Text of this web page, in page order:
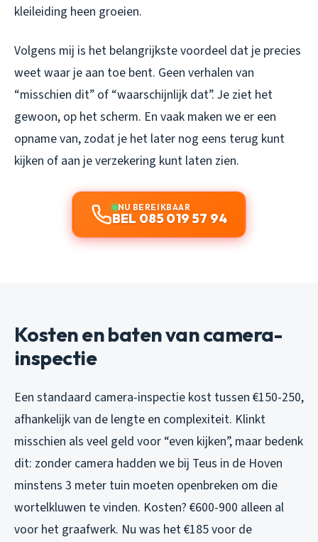
kleileiding heen groeien.
Volgens mij is het belangrijkste voordeel dat je precies
weet waar je aan toe bent. Geen verhalen van
“misschien dit” of “waarschijnlijk dat”. Je ziet het
gewoon, op het scherm. En vaak maken we er een
opname van, zodat je het later nog eens terug kunt
kijken of aan je verzekering kunt laten zien.
NU BEREIKBAAR
BEL 085 019 57 94
Kosten en baten van camera-
inspectie
Een standaard camera-inspectie kost tussen €150-250,
afhankelijk van de lengte en complexiteit. Klinkt
misschien als veel geld voor “even kijken”, maar bedenk
dit: zonder camera hadden we bij Teus in de Hoven
minstens 3 meter tuin moeten openbreken om die
wortelkluwen te vinden. Kosten? €600-900 alleen al
voor het graafwerk. Nu was het €185 voor de